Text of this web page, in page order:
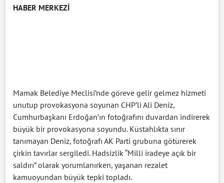
HABER MERKEZİ
Mamak Belediye Meclisi’nde göreve gelir gelmez hizmeti
unutup provokasyona soyunan CHP’li Ali Deniz,
Cumhurbaşkanı Erdoğan’ın fotoğrafını duvardan indirerek
büyük bir provokasyona soyundu. Küstahlıkta sınır
tanımayan Deniz, fotoğrafı AK Parti grubuna götürerek
çirkin tavırlar sergiledi. Hadsizlik “Milli iradeye açık bir
saldırı” olarak yorumlanırken, yaşanan rezalet
kamuoyundan büyük tepki topladı.